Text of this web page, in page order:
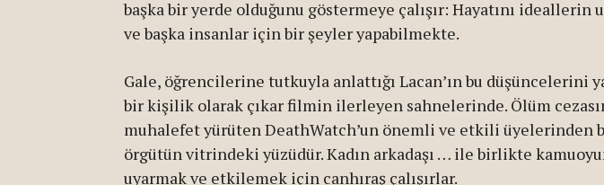
başka bir yerde olduğunu göstermeye çalışır: Hayatını ideallerin
ve başka insanlar için bir şeyler yapabilmekte.
Gale, öğrencilerine tutkuyla anlattığı Lacan’ın bu düşüncelerini
bir kişilik olarak çıkar filmin ilerleyen sahnelerinde. Ölüm
muhalefet yürüten DeathWatch’un önemli ve etkili üyelerinden
örgütün vitrindeki yüzüdür. Kadın arkadaşı … ile birlikte
uyarmak ve etkilemek için canhıraş çalışırlar.